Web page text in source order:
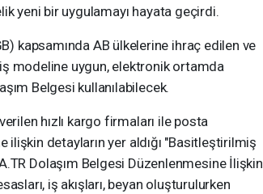
yeni bir uygulamayı hayata geçirdi.
kapsamında AB ülkelerine ihraç edilen ve
modeline uygun, elektronik ortamda
Belgesi kullanılabilecek.
hızlı kargo firmaları ile posta
ilişkin detayların yer aldığı "Basitleştirilmiş
Dolaşım Belgesi Düzenlenmesine İlişkin
iş akışları, beyan oluşturulurken